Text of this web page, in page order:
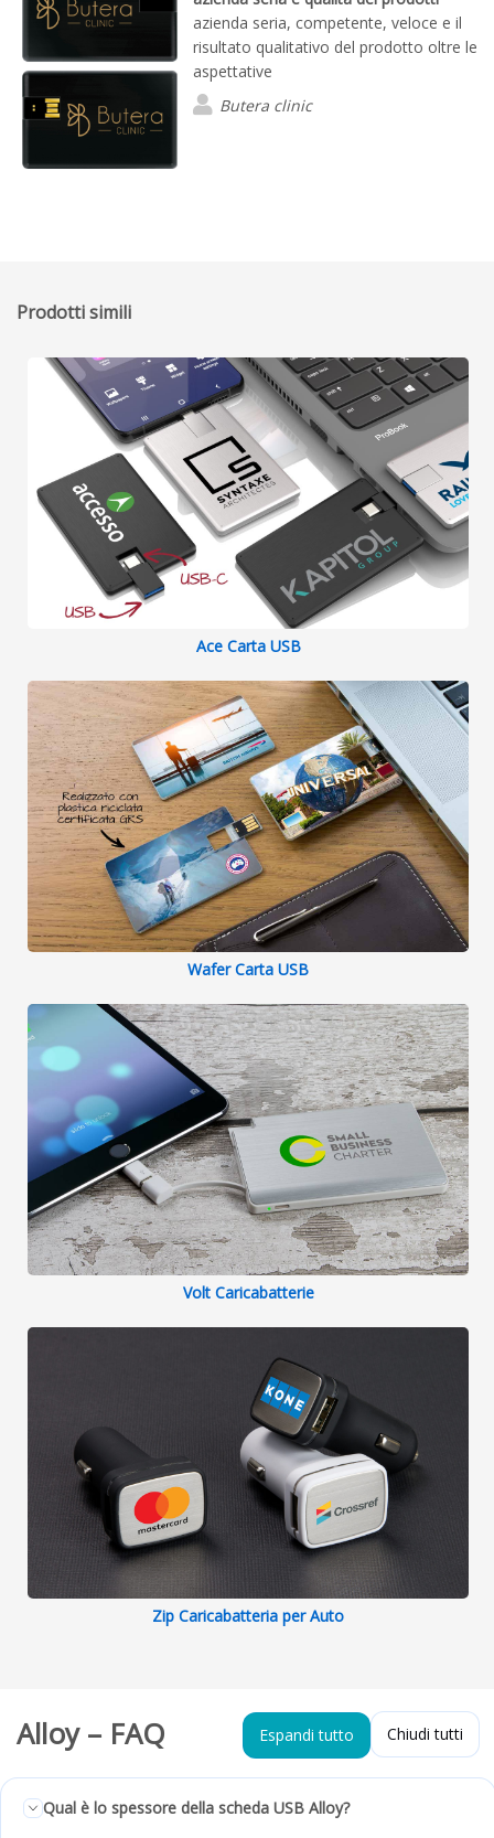
azienda seria, competente, veloce e il
risultato qualitativo del prodotto oltre le
aspettative
Butera clinic
Prodotti simili
Ace Carta USB
Wafer Carta USB
Volt Caricabatterie
Zip Caricabatteria per Auto
Alloy – FAQ Espandi tutto Chiudi tutti
Qual è lo spessore della scheda USB Alloy?